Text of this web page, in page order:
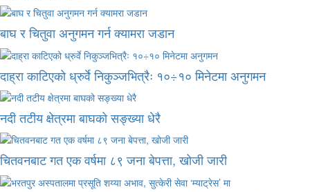
बाघ र चितुवा अनुगमन गर्न क्यामरा जडान
दाह्रा काटिएको ध्रुर्वे निकुञ्जभित्रैः १०÷१० मिनेटमा अनुगमन
नदी तटीय क्षेत्रमा बाघको सङ्ख्या धेरै
चितवनबाट गत एक वर्षमा ८९ जना बेपत्ता, खोजी जारी